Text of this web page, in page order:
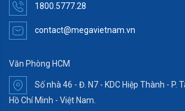
1800.5777.28
contact@megavietnam.vn
Văn Phòng HCM
Số nhà 46 - Đ. N7 - KDC Hiệp Thành - P.
Hồ Chí Minh - Việt Nam.